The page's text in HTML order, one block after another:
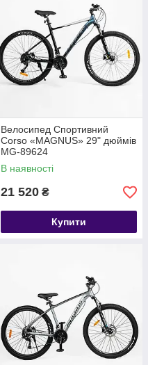
Велосипед Спортивний
Corso «MAGNUS» 29" дюймів
MG-89624
В наявності
21 520 ₴
Купити